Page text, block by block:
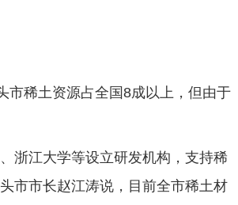
市稀土资源占全国8成以上，但由于
浙江大学等设立研发机构，支持稀
市市长赵江涛说，目前全市稀土材